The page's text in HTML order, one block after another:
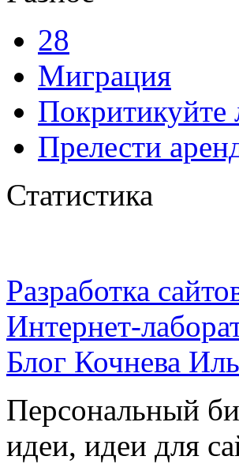
28
Миграция
Покритикуйте
Прелести
Статистика
Разработка
Интернет-
Блог Кочнева
Персональный
идеи, идеи для